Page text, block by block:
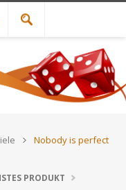
Nobody is perfect
PRODUKT